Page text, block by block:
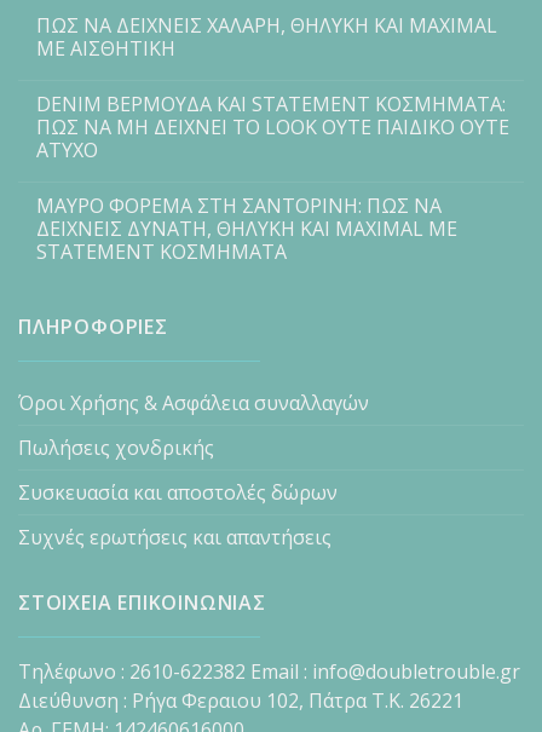
ΠΩΣ ΝΑ ΔΕΙΧΝΕΙΣ ΧΑΛΑΡΗ, ΘΗΛΥΚΗ ΚΑΙ MAXIMAL
ΜΕ ΑΙΣΘΗΤΙΚΗ
DENIM ΒΕΡΜΟΥΔΑ ΚΑΙ STATEMENT ΚΟΣΜΗΜΑΤΑ:
ΠΩΣ ΝΑ ΜΗ ΔΕΙΧΝΕΙ ΤΟ LOOK ΟΥΤΕ ΠΑΙΔΙΚΟ ΟΥΤΕ
ΑΤΥΧΟ
ΜΑΥΡΟ ΦΟΡΕΜΑ ΣΤΗ ΣΑΝΤΟΡΙΝΗ: ΠΩΣ ΝΑ
ΔΕΙΧΝΕΙΣ ΔΥΝΑΤΗ, ΘΗΛΥΚΗ ΚΑΙ MAXIMAL ΜΕ
STATEMENT ΚΟΣΜΗΜΑΤΑ
ΠΛΗΡΟΦΟΡΙΕΣ
Όροι Χρήσης & Ασφάλεια συναλλαγών
Πωλήσεις χονδρικής
Συσκευασία και αποστολές δώρων
Συχνές ερωτήσεις και απαντήσεις
ΣΤΟΙΧΕΙΑ ΕΠΙΚΟΙΝΩΝΙΑΣ
Τηλέφωνο : 2610-622382 Email : info@doubletrouble.gr
Διεύθυνση : Ρήγα Φεραιου 102, Πάτρα Τ.Κ. 26221